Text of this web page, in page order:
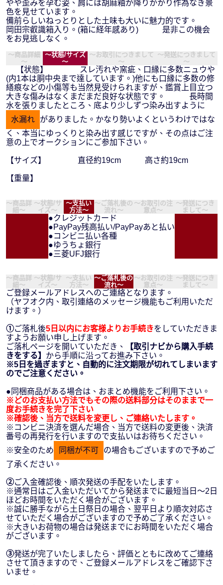
やや歪みを孕む姿、肩には胡麻釉が降りかかり作為なき景
色を見せています。
備前らしいねっとりとした土味も大いに魅力的です。
岡田宗叡識箱入り。(箱に経年感あり) 是非この機会
をお見逃しなく。
～商品詳細
～
～状態/サイズ
～
～お取引につきまして
～
～発送につきまして
～
【状態】 スレ汚れや窯疵、口縁に多数ニュウや
(内1本は胴中央まで達しています。)他にも口縁に多数の修
繕痕などの小傷等も当然見受けられますが、鑑賞上目立つ
大きな傷みはなくまだまだ良好な状態です。 長時間
水を張りましたところ、底より少しずつ染み出すように
水漏れ
がありました。かなり勢いよくというわけではな
く、本当にゆっくりと染み出す感じですが、その点はご注
意の上でオークションにご参加下さい。
【サイズ】 直径約19cm 高さ約19cm
【重量】
～商品詳
細～
～状態/サ
イズ～
～支払い
方法～
～ご落札後の
流れ～
～お取引の注
意点～
～発送につき
まして～
●クレジットカード
●PayPay残高払い/PayPayあと払い
●コンビニ払い各種
●ゆうちょ銀行
●三菱UFJ銀行
～商品詳
細～
～状態/サ
イズ～
～支払い
方法～
～ご落札後の
流れ～
～お取引の注
意点～
～発送につき
まして～
ご登録メールアドレスへのご連絡となります。
（ヤフオク内、取引連絡のメッセージ機能もご利用いただ
けます。）
①ご落札後5日以内にお客様よりお手続きをしていただきま
すようお願い申し上げます。
ご落札ページを開いていただき、
【取引ナビから購入手続
きをする】 から手順に沿ってお進み下さい。
※5日を過ぎますと、自動的に注文期限が切れてしまいます
のでご注意ください。
●同梱商品がある場合は、おまとめ機能をご利用下さい。
※どのお支払い方法でもその際の送料部分はそのままで一
度お手続きを完了下さい
※確認後、当方で送料を変更し、ご連絡いたします。
※コンビニ決済を選んだ場合、当方で送料の変更後、決済
番号の再発行を行いますので支払いはお待ちください。
※安全のため
同梱が不可
の場合もございますので予めご
了承ください。
②ご入金確認後、順次発送の手配をいたします。
※通常日はご入金いただいてから発送までに最短当日～2日
ほどお時間をいただく場合がございます。
※誠に勝手ながら土日祭日の場合、翌平日より順次対応さ
せていただく場合がございますので予めご了承ください。
※大きいお荷物の場合は発送までにお時間をいただく場合
がございます。
③発送が完了いたしましたら、評価とともに改めてご連絡
させて頂きますので、ご登録メールアドレスをご確認下さ
いませ。